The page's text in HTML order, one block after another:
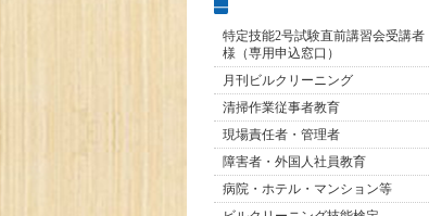
特定技能2号試験直前講習会受講者
様（専用申込窓口）
月刊ビルクリーニング
清掃作業従事者教育
現場責任者・管理者
障害者・外国人社員教育
病院・ホテル・マンション等